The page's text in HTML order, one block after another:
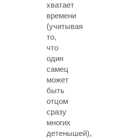
хватает
времени
(учитывая
то,
что
один
самец
может
быть
отцом
сразу
многих
детенышей),